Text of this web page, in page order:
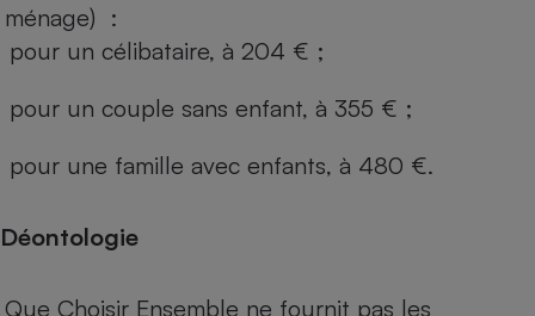
ménage) :
pour un célibataire, à 204 € ;
pour un couple sans enfant, à 355 € ;
pour une famille avec enfants, à 480 €.
Déontologie
Que Choisir Ensemble ne fournit pas les